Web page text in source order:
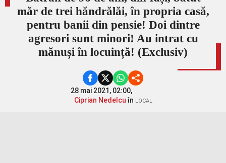
măr de trei hăndrălăi, în propria casă,
pentru banii din pensie! Doi dintre
agresori sunt minori! Au intrat cu
mănuși în locuință! (Exclusiv)
28 mai 2021, 02:00,
Ciprian Nedelcuîn LOCAL